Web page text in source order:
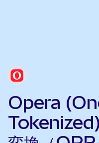
Opera
Tokenized)